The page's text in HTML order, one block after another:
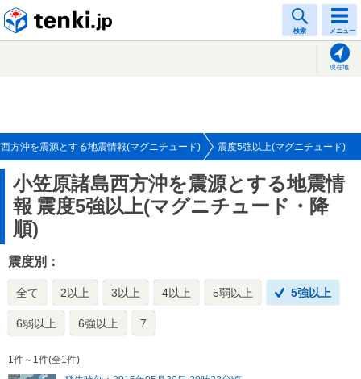
検索 メニュー
現在地
方沖を震源とする地震情報(マグニチュード) 震度5強以上(マグニチュード)
小笠原諸島西方沖を震源とする地震情
報 震度5強以上(マグニチュード・降
順)
震度別：
全て 2以上 3以上 4以上 5弱以上 5強以上
6弱以上 6強以上 7
1件～1件(全1件)